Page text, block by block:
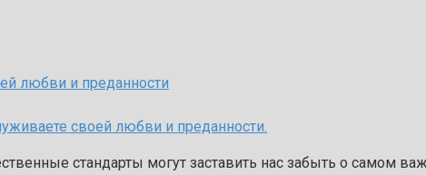
любви и преданности
стандарты могут заставить нас забыть о самом